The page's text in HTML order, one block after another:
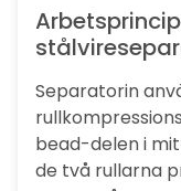
Separatorin
bead-delen i
de två rullarna